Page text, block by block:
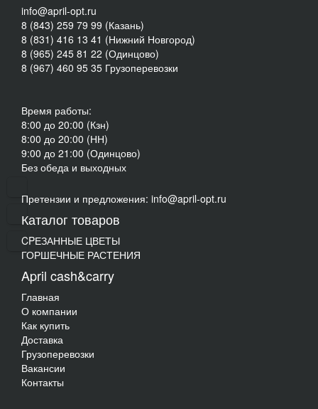
info@april-opt.ru
8 (843) 259 79 99 (Казань)
8 (831) 416 13 41 (Нижний Новгород)
8 (965) 245 81 22 (Одинцово)
8 (967) 460 95 35 Грузоперевозки
Время работы:
8:00 до 20:00 (Кзн)
8:00 до 20:00 (НН)
9:00 до 21:00 (Одинцово)
Без обеда и выходных
Претензии и предложения: info@april-opt.ru
Каталог товаров
CPЕЗАННЫЕ ЦВЕТЫ
ГОРШЕЧНЫЕ РАСТЕНИЯ
April cash&carry
Главная
О компании
Как купить
Доставка
Грузоперевозки
Вакансии
Контакты